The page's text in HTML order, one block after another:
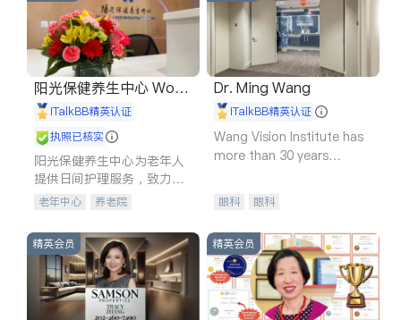
阳光保健养生中心 World
shine
iTalkBB精英认证
执照已核实
阳光保健养生中心为老年人
提供日间护理服务，致力于
通过持续的护理创新来有效
老年中心 养老院
Dr. Ming Wang
iTalkBB精英认证
Wang Vision Institute has
more than 30 years
眼科 眼科
精英会员 精英会员